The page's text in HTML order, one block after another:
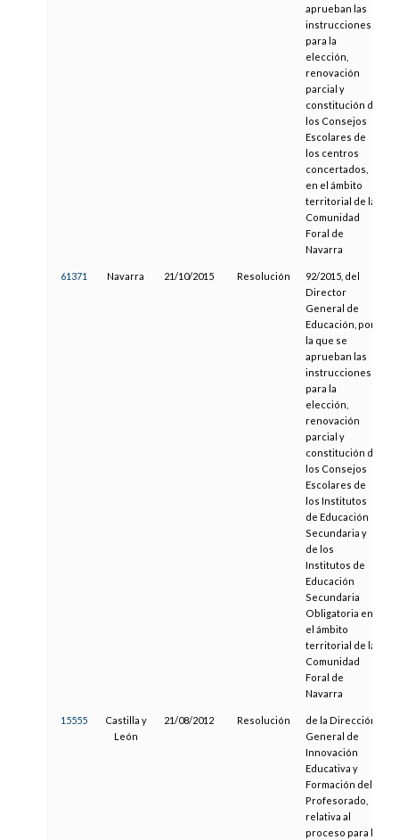
aprueban las
instrucciones
para la
elección,
renovación
parcial y
constitución de
los Consejos
Escolares de
los centros
concertados,
en el ámbito
territorial de la
Comunidad
Foral de
Navarra
61371 Navarra 21/10/2015 Resolución
92/2015, del
Director
General de
Educación, por
la que se
aprueban las
instrucciones
para la
elección,
renovación
parcial y
constitución de
los Consejos
Escolares de
los Institutos
de Educación
Secundaria y
de los
Institutos de
Educación
Secundaria
Obligatoria en
el ámbito
territorial de la
Comunidad
Foral de
Navarra
15555
Castilla y
León
21/08/2012 Resolución
de la Dirección
General de
Innovación
Educativa y
Formación del
Profesorado,
relativa al
proceso para la